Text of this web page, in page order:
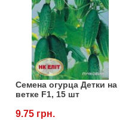
Семена огурца Детки на
ветке F1, 15 шт
9.75 грн.
Семена щавеля
Элитные семена в банках
Лидеры продаж
Купить семена - хиты продаж
Архив